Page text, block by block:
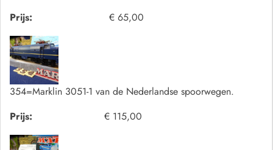
Prijs:
€ 65,00
354=Marklin 3051-1 van de Nederlandse spoorwegen.
Prijs:
€ 115,00